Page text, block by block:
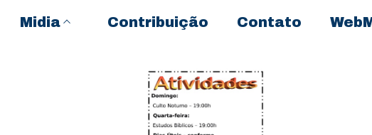
Midia Contribuição Contato